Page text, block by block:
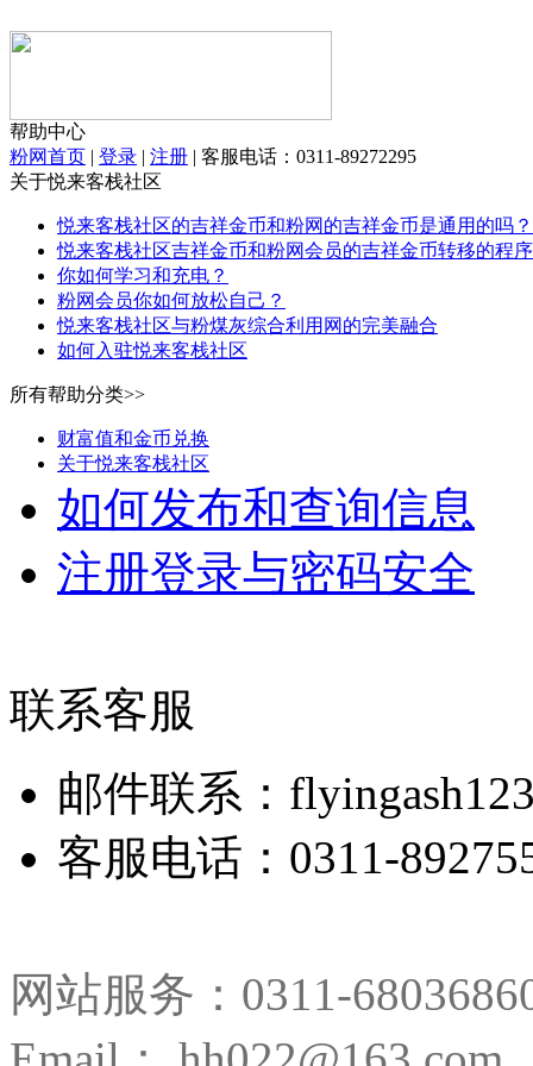
帮助中心
粉网首页 | 登录 | 注册 | 客服电话：0311-89272295
关于悦来客栈社区
悦来客栈社区的吉祥金币和粉网的吉祥金币是通用的吗？
悦来客栈社区吉祥金币和粉网会员的吉祥金币转移的程
你如何学习和充电？
粉网会员你如何放松自己？
悦来客栈社区与粉煤灰综合利用网的完美融合
如何入驻悦来客栈社区
所有帮助分类>>
财富值和金币兑换
关于悦来客栈社区
如何发布和查询信息
注册登录与密码安全
联系客服
邮件联系：
客服电话：0311-
网站服务：0311-